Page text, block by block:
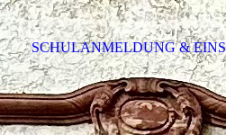
SCHULANMELDUNG &